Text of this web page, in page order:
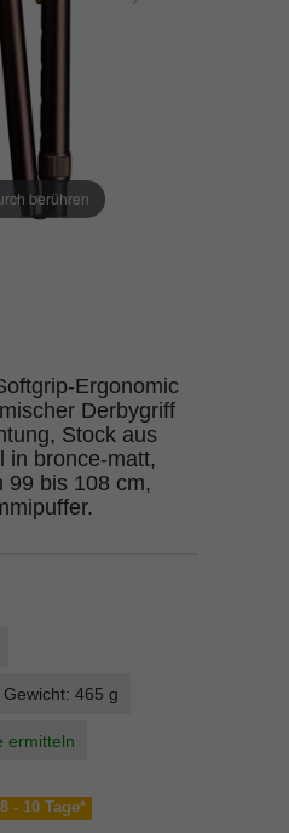
berühren
Ergonomic
Derbygriff
Stock aus
in bronce-matt,
99 bis 108 cm,
Gewicht: 465 g
ermitteln
- 10 Tage*